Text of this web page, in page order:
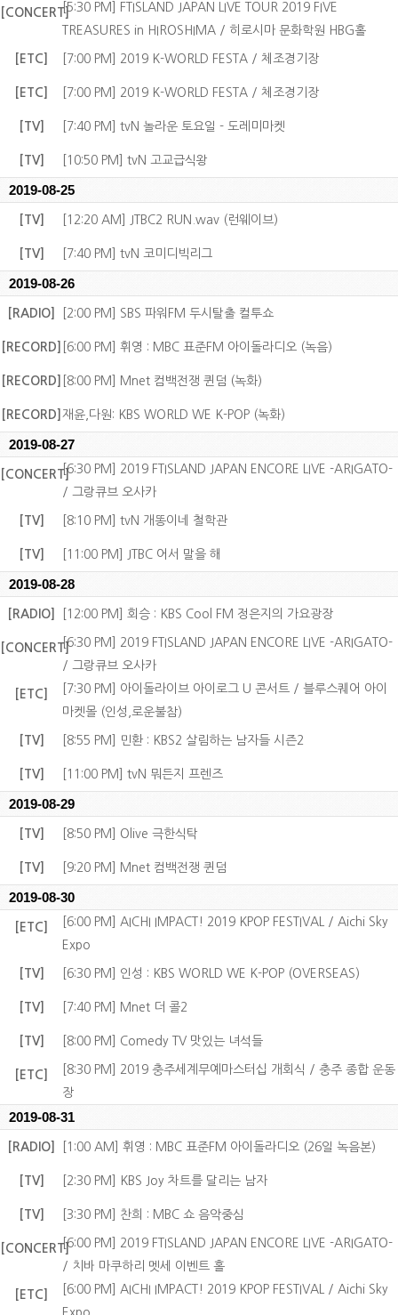
[CONCERT][5:30 PM] FTISLAND JAPAN LIVE TOUR 2019 FIVE
TREASURES in HIROSHIMA / 히로시마 문화학원 HBG홀
[ETC] [7:00 PM] 2019 K-WORLD FESTA / 체조경기장
[ETC] [7:00 PM] 2019 K-WORLD FESTA / 체조경기장
[TV] [7:40 PM] tvN 놀라운 토요일 - 도레미마켓
[TV] [10:50 PM] tvN 고교급식왕
2019-08-25
[TV] [12:20 AM] JTBC2 RUN.wav (런웨이브)
[TV] [7:40 PM] tvN 코미디빅리그
2019-08-26
[RADIO] [2:00 PM] SBS 파워FM 두시탈출 컬투쇼
[RECORD] [6:00 PM] 휘영 : MBC 표준FM 아이돌라디오 (녹음)
[RECORD] [8:00 PM] Mnet 컴백전쟁 퀸덤 (녹화)
[RECORD] 재윤,다원: KBS WORLD WE K-POP (녹화)
2019-08-27
[CONCERT][6:30 PM] 2019 FTISLAND JAPAN ENCORE LIVE -ARIGATO-
/ 그랑큐브 오사카
[TV] [8:10 PM] tvN 개똥이네 철학관
[TV] [11:00 PM] JTBC 어서 말을 해
2019-08-28
[RADIO] [12:00 PM] 회승 : KBS Cool FM 정은지의 가요광장
[CONCERT][6:30 PM] 2019 FTISLAND JAPAN ENCORE LIVE -ARIGATO-
/ 그랑큐브 오사카
[ETC]
[7:30 PM] 아이돌라이브 아이로그 U 콘서트 / 블루스퀘어 아이
마켓몰 (인성,로운불참)
[TV] [8:55 PM] 민환 : KBS2 살림하는 남자들 시즌2
[TV] [11:00 PM] tvN 뭐든지 프렌즈
2019-08-29
[TV] [8:50 PM] Olive 극한식탁
[TV] [9:20 PM] Mnet 컴백전쟁 퀸덤
2019-08-30
[ETC]
[6:00 PM] AICHI IMPACT! 2019 KPOP FESTIVAL / Aichi Sky
Expo
[TV] [6:30 PM] 인성 : KBS WORLD WE K-POP (OVERSEAS)
[TV] [7:40 PM] Mnet 더 콜2
[TV] [8:00 PM] Comedy TV 맛있는 녀석들
[ETC]
[8:30 PM] 2019 충주세계무예마스터십 개회식 / 충주 종합 운동
장
2019-08-31
[RADIO] [1:00 AM] 휘영 : MBC 표준FM 아이돌라디오 (26일 녹음본)
[TV] [2:30 PM] KBS Joy 차트를 달리는 남자
[TV] [3:30 PM] 찬희 : MBC 쇼 음악중심
[CONCERT][6:00 PM] 2019 FTISLAND JAPAN ENCORE LIVE -ARIGATO-
/ 치바 마쿠하리 멧세 이벤트 홀
[ETC]
[6:00 PM] AICHI IMPACT! 2019 KPOP FESTIVAL / Aichi Sky
Expo